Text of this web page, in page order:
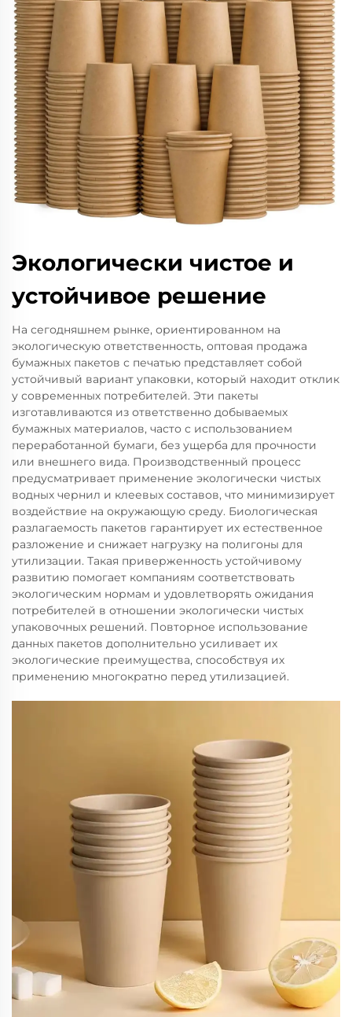
Экологически чистое и
устойчивое решение
На сегодняшнем рынке, ориентированном на
экологическую ответственность, оптовая продажа
бумажных пакетов с печатью представляет собой
устойчивый вариант упаковки, который находит отклик
у современных потребителей. Эти пакеты
изготавливаются из ответственно добываемых
бумажных материалов, часто с использованием
переработанной бумаги, без ущерба для прочности
или внешнего вида. Производственный процесс
предусматривает применение экологически чистых
водных чернил и клеевых составов, что минимизирует
воздействие на окружающую среду. Биологическая
разлагаемость пакетов гарантирует их естественное
разложение и снижает нагрузку на полигоны для
утилизации. Такая приверженность устойчивому
развитию помогает компаниям соответствовать
экологическим нормам и удовлетворять ожидания
потребителей в отношении экологически чистых
упаковочных решений. Повторное использование
данных пакетов дополнительно усиливает их
экологические преимущества, способствуя их
применению многократно перед утилизацией.